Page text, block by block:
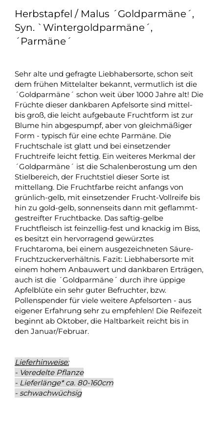
Herbstapfel / Malus ´Goldparmäne´,
Syn. `Wintergoldparmäne´,
´Parmäne´
Sehr alte und gefragte Liebhabersorte, schon seit
dem frühen Mittelalter bekannt, vermutlich ist die
´Goldparmäne´ schon weit über 1000 Jahre alt! Die
Früchte dieser dankbaren Apfelsorte sind mittel-
bis groß, die leicht aufgebaute Fruchtform ist zur
Blume hin abgespumpf, aber von gleichmäßiger
Form - typisch für eine echte Parmäne. Die
Fruchtschale ist glatt und bei einsetzender
Fruchtreife leicht fettig. Ein weiteres Merkmal der
´Goldparmäne´ ist die Schalenberostung um den
Stielbereich, der Fruchtstiel dieser Sorte ist
mittellang. Die Fruchtfarbe reicht anfangs von
grünlich-gelb, mit einsetzender Frucht-Vollreife bis
hin zu gold-gelb, sonnenseits dann mit geflammt-
gestreifter Fruchtbacke. Das saftig-gelbe
Fruchtfleisch ist feinzellig-fest und knackig im Biss,
es besitzt ein hervorragend gewürztes
Fruchtaroma, bei einem ausgezeichneten Säure-
Fruchtzuckerverhältnis. Fazit: Liebhabersorte mit
einem hohem Anbauwert und dankbaren Erträgen,
auch ist die ´Goldparmäne´ durch ihre üppige
Apfelblüte ein sehr guter Befruchter, bzw.
Pollenspender für viele weitere Apfelsorten - aus
eigener Erfahrung sehr zu empfehlen! Die Reifezeit
beginnt ab Oktober, die Haltbarkeit reicht bis in
den Januar/Februar.
Lieferhinweise:
- Veredelte Pflanze
- Lieferlänge* ca. 80-160cm
- schwachwüchsig